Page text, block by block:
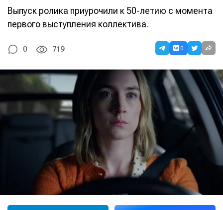
Выпуск ролика приурочили к 50-летию с момента
первого выступления коллектива.
0 719 0